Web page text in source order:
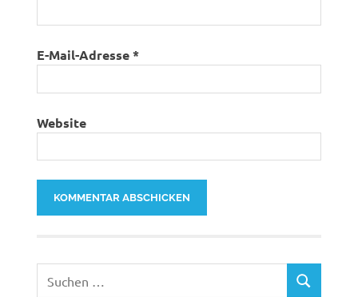
E-Mail-Adresse*
Website
nach:
SUCHEN